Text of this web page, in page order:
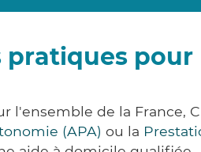
pour
de la France,
(APA) ou la